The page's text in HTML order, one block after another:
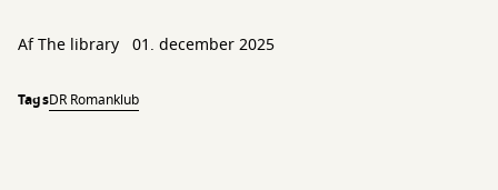
Af The library 01. december 2025
TagsDR Romanklub